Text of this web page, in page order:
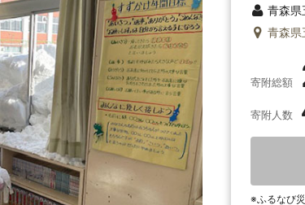
青森県
青森県
寄附総額
寄附人数
ふるなび